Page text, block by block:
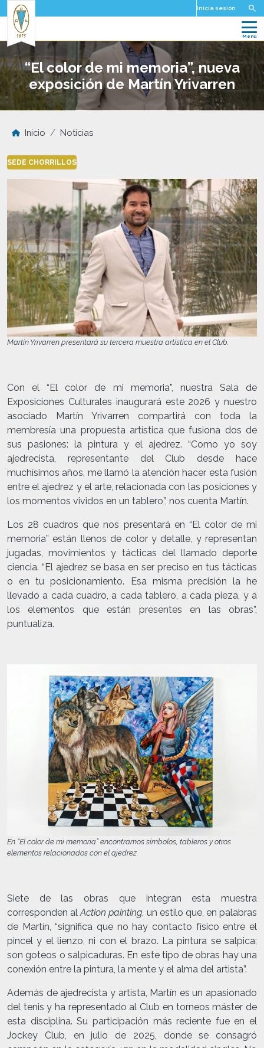
Pasar al contenido principal Inicia sesión
“El color de mi memoria”, nueva
exposición de Martín Yrivarren
Inicio Noticias
SEDE CHORRILLOS
Martín Yrivarren presentará su tercera muestra artística en el Club.
Con el “El color de mi memoria”, nuestra Sala de
Exposiciones Culturales inaugurará este 2026 y nuestro
asociado Martín Yrivarren compartirá con toda la
membresía una propuesta artística que fusiona dos de
sus pasiones: la pintura y el ajedrez. “Como yo soy
ajedrecista, representante del Club desde hace
muchísimos años, me llamó la atención hacer esta fusión
entre el ajedrez y el arte, relacionada con las posiciones y
los momentos vividos en un tablero”, nos cuenta Martín.
Los 28 cuadros que nos presentará en “El color de mi
memoria” están llenos de color y detalle, y representan
jugadas, movimientos y tácticas del llamado deporte
ciencia. “El ajedrez se basa en ser preciso en tus tácticas
o en tu posicionamiento. Esa misma precisión la he
llevado a cada cuadro, a cada tablero, a cada pieza, y a
los elementos que están presentes en las obras”,
puntualiza.
En “El color de mi memoria” encontramos símbolos, tableros y otros
elementos relacionados con el ajedrez.
Siete de las obras que integran esta muestra
corresponden alAction painting, un estilo que, en palabras
de Martín, “significa que no hay contacto físico entre el
pincel y el lienzo, ni con el brazo. La pintura se salpica;
son goteos o salpicaduras. En este tipo de obras hay una
conexión entre la pintura, la mente y el alma del artista”.
Además de ajedrecista y artista, Martín es un apasionado
del tenis y ha representado al Club en torneos máster de
esta disciplina. Su participación más reciente fue en el
Jockey Club, en julio de 2025, donde se consagró